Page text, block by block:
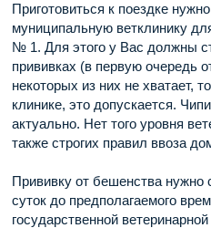
Приготовиться к поездке
муниципальную ветклинику
№ 1. Для этого у Вас должны
прививках (в первую очередь
некоторых из них не хватает,
клинике, это допускается.
актуально. Нет того уровня
также строгих правил ввоза
Прививку от бешенства нужно
суток до предполагаемого
государственной